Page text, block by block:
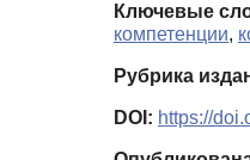
Ключевые
компетенции,
Рубрика
DOI: https://